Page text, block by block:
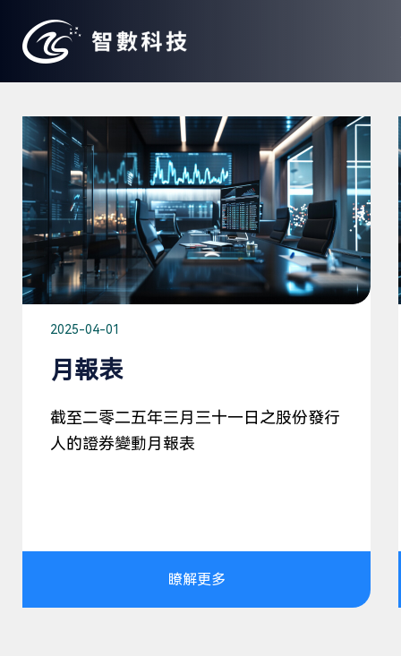
2025-04-01
月報表
截至二零二五年三月三十一日之股份發行
人的證券變動月報表
瞭解更多